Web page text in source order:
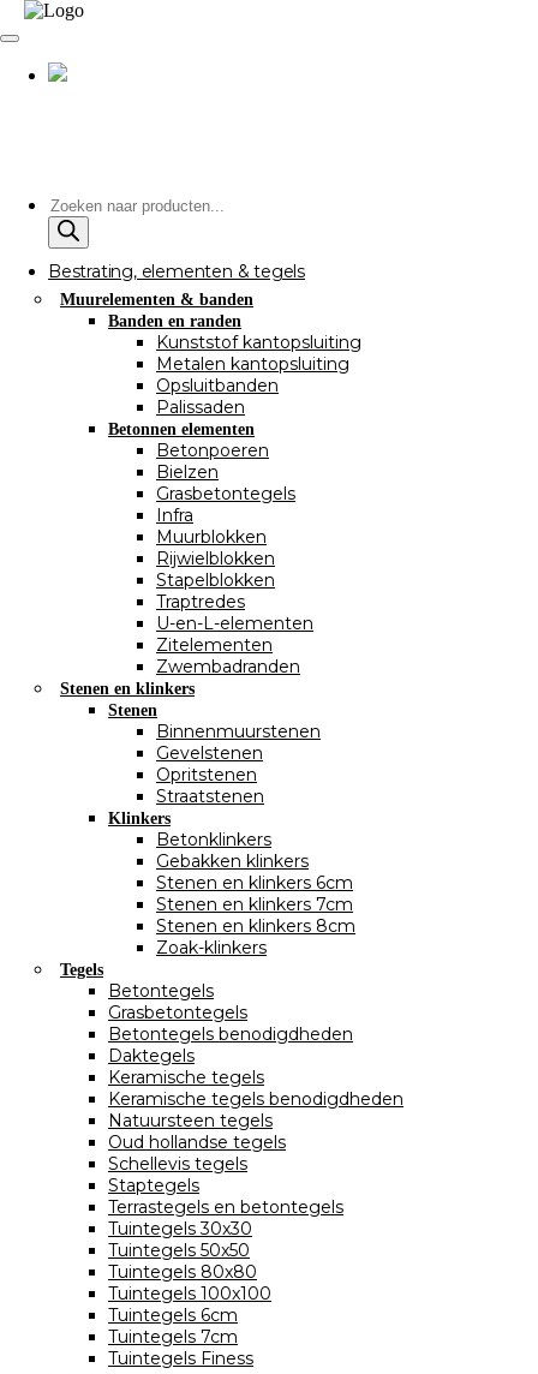
Producten
zoeken
Bestrating, elementen & tegels
Muurelementen & banden
Banden en randen
Kunststof kantopsluiting
Metalen kantopsluiting
Opsluitbanden
Palissaden
Betonnen elementen
Betonpoeren
Bielzen
Grasbetontegels
Infra
Muurblokken
Rijwielblokken
Stapelblokken
Traptredes
U-en-L-elementen
Zitelementen
Zwembadranden
Stenen en klinkers
Stenen
Binnenmuurstenen
Gevelstenen
Opritstenen
Straatstenen
Klinkers
Betonklinkers
Gebakken klinkers
Stenen en klinkers 6cm
Stenen en klinkers 7cm
Stenen en klinkers 8cm
Zoak-klinkers
Tegels
Betontegels
Grasbetontegels
Betontegels benodigdheden
Daktegels
Keramische tegels
Keramische tegels benodigdheden
Natuursteen tegels
Oud hollandse tegels
Schellevis tegels
Staptegels
Terrastegels en betontegels
Tuintegels 30x30
Tuintegels 50x50
Tuintegels 80x80
Tuintegels 100x100
Tuintegels 6cm
Tuintegels 7cm
Tuintegels Finess